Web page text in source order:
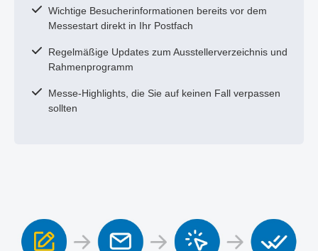
Wichtige Besucherinformationen bereits vor dem
Messestart direkt in Ihr Postfach
Regelmäßige Updates zum Ausstellerverzeichnis und
Rahmenprogramm
Messe-Highlights, die Sie auf keinen Fall verpassen
sollten